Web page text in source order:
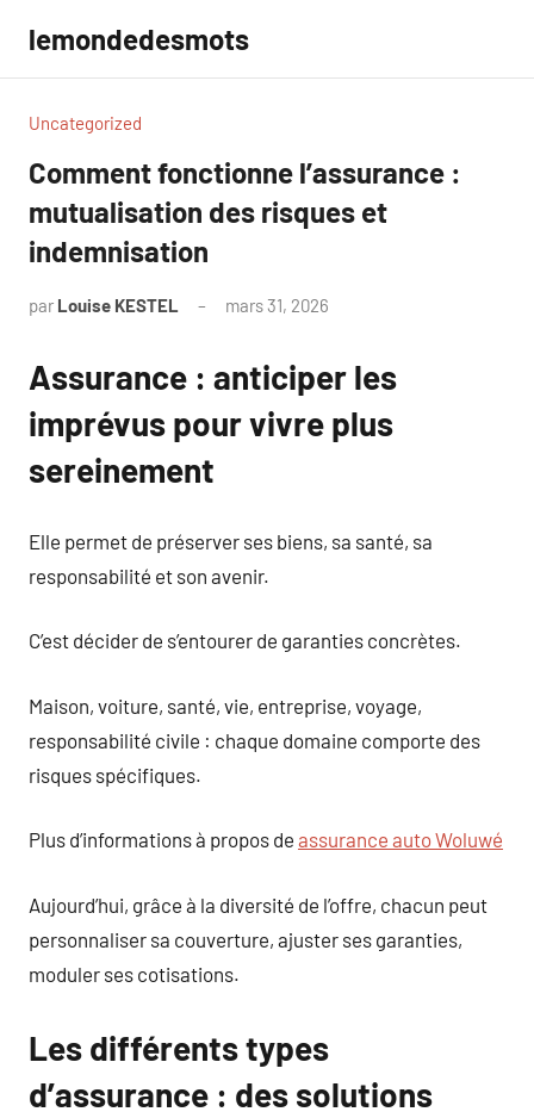
contenu
lemondedesmots
Uncategorized
Comment fonctionne l’assurance :
mutualisation des risques et
indemnisation
par Louise KESTEL mars 31, 2026
Assurance : anticiper les
imprévus pour vivre plus
sereinement
Elle permet de préserver ses biens, sa santé, sa
responsabilité et son avenir.
C’est décider de s’entourer de garanties concrètes.
Maison, voiture, santé, vie, entreprise, voyage,
responsabilité civile : chaque domaine comporte des
risques spécifiques.
Plus d’informations à propos de assurance auto Woluwé
Aujourd’hui, grâce à la diversité de l’offre, chacun peut
personnaliser sa couverture, ajuster ses garanties,
moduler ses cotisations.
Les différents types
d’assurance : des solutions